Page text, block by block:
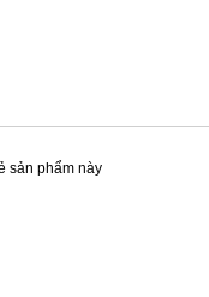
sản phẩm này